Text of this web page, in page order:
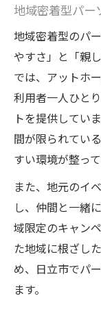
地域密着型パー
地域密着型のパ
やすさ」と「親
では、アットホ
利用者一人ひと
トを提供してい
間が限られてい
すい環境が整って
また、地元のイ
し、仲間と一緒
域限定のキャン
た地域に根ざし
め、日立市でパ
ます。